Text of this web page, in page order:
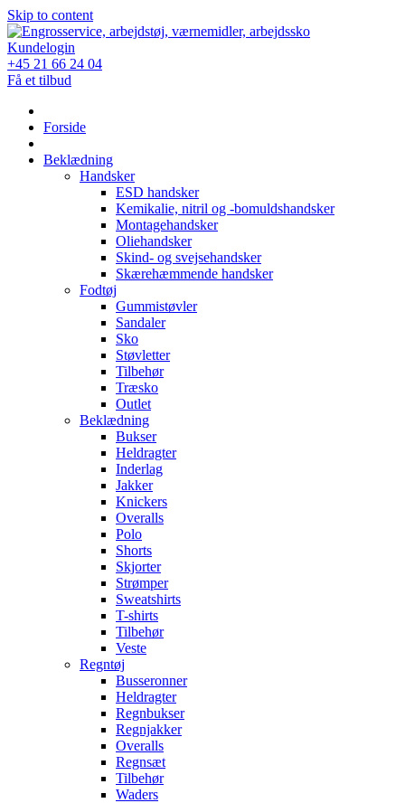
Skip to content
Kundelogin
+45 21 66 24 04
Få et tilbud
Forside
Beklædning
Handsker
ESD handsker
Kemikalie, nitril og -bomuldshandsker
Montagehandsker
Oliehandsker
Skind- og svejsehandsker
Skærehæmmende handsker
Fodtøj
Gummistøvler
Sandaler
Sko
Støvletter
Tilbehør
Træsko
Outlet
Beklædning
Bukser
Heldragter
Inderlag
Jakker
Knickers
Overalls
Polo
Shorts
Skjorter
Strømper
Sweatshirts
T-shirts
Tilbehør
Veste
Regntøj
Busseronner
Heldragter
Regnbukser
Regnjakker
Overalls
Regnsæt
Tilbehør
Waders